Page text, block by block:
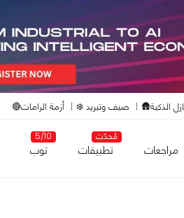
الذكية🛖 صيف وتبريد ❄️ أزمة الرامات🔴
مراجعات
مُحدّث
تطبيقات
5/10
توب